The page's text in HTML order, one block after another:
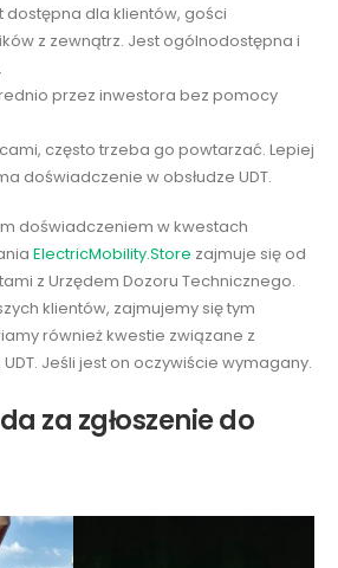
dostępna dla klientów, gości
z zewnątrz. Jest ogólnodostępna i
przez inwestora bez pomocy
często trzeba go powtarzać. Lepiej
doświadczenie w obsłudze UDT.
doświadczeniem w kwestach
ElectricMobility.Store zajmuje się od
z Urzędem Dozoru Technicznego.
klientów, zajmujemy się tym
również kwestie związane z
Jeśli jest on oczywiście wymagany.
za zgłoszenie do